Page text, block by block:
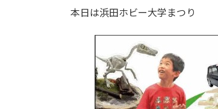
新
時
本日は浜田ホビー大学まつり